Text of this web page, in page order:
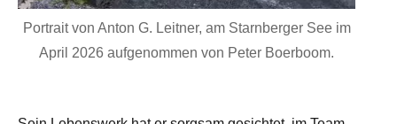
Portrait von Anton G. Leitner, am Starnberger See im
April 2026 aufgenommen von Peter Boerboom.